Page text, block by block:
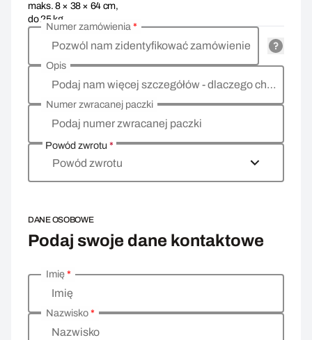
maks. 8 × 38 × 64 cm,
do 25 kg
Pozwól nam zidentyfikować zamówienie
Numer zamówienia*
Podaj nam więcej szczegółów - dlaczego chcesz zwrócić towar, co jest powodem?
Opis
Podaj numer zwracanej paczki
Numer zwracanej paczki
Powód zwrotu*
Powód zwrotu
DANE OSOBOWE
Podaj swoje dane kontaktowe
Wprowadź swoje dane osobowe
Imię
Imię*
Nazwisko
Nazwisko*